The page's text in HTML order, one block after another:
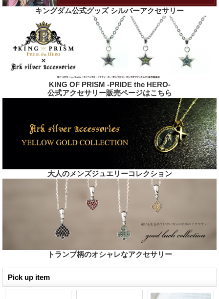
キングダム公式グッズ シルバーアクセサリー
KING OF PRISM -PRIDE the HERO-
公式アクセサリー販売ページはこちら
大人のメンズジュエリーコレクション
トランプ柄のオシャレなアクセサリー
Pick up item